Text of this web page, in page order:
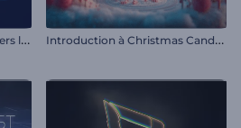
A
nimation de logo - Ruée vers le jeu vidéo I
ntroduction à Christmas Candyland